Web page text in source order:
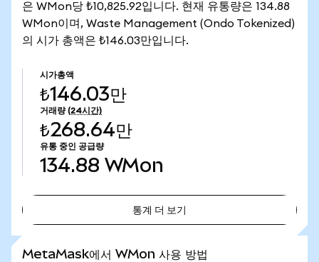
은 WMon당 ₺10,825.92입니다. 현재 유통량은 134.88
WMon이며, Waste Management (Ondo Tokenized)
의 시가 총액은 ₺146.03만입니다.
시가총액
₺146.03만
거래량 (24시간)
₺268.64만
유통 중인 공급량
134.88 WMon
통계 더 보기
MetaMask에서 WMon 사용 방법